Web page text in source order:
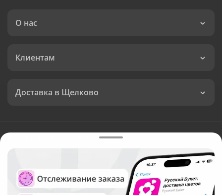
О нас
Клиентам
Доставка в Щелково
Валюта:
Служба круглосуточной доставки цветов в Щелково